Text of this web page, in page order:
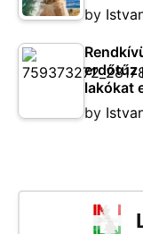
by
erdőtűz
lakókat
by